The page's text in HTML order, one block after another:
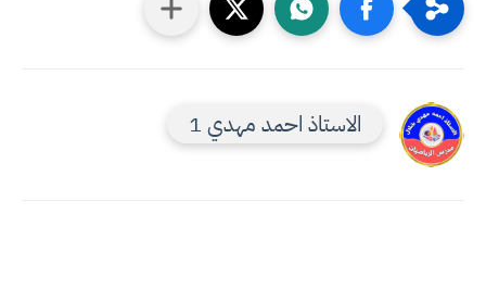
الاستاذ احمد مهدي 1